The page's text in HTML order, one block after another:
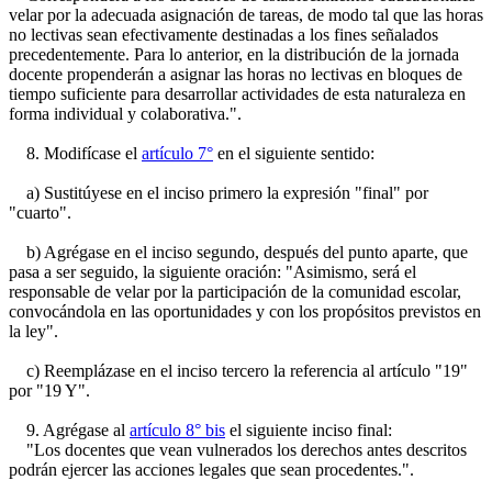
velar por la adecuada asignación de tareas, de modo tal que las horas
no lectivas sean efectivamente destinadas a los fines señalados
precedentemente. Para lo anterior, en la distribución de la jornada
docente propenderán a asignar las horas no lectivas en bloques de
tiempo suficiente para desarrollar actividades de esta naturaleza en
forma individual y colaborativa.".
8. Modifícase el artículo 7° en el siguiente sentido:
a) Sustitúyese en el inciso primero la expresión "final" por
"cuarto".
b) Agrégase en el inciso segundo, después del punto aparte, que
pasa a ser seguido, la siguiente oración: "Asimismo, será el
responsable de velar por la participación de la comunidad escolar,
convocándola en las oportunidades y con los propósitos previstos en
la ley".
c) Reemplázase en el inciso tercero la referencia al artículo "19"
por "19 Y".
9. Agrégase al artículo 8° bis el siguiente inciso final:
"Los docentes que vean vulnerados los derechos antes descritos
podrán ejercer las acciones legales que sean procedentes.".